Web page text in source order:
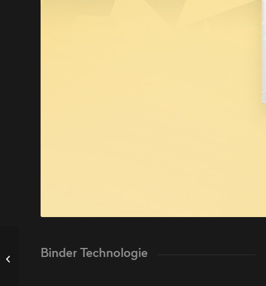
Binder Technologie
Alpitecture Code